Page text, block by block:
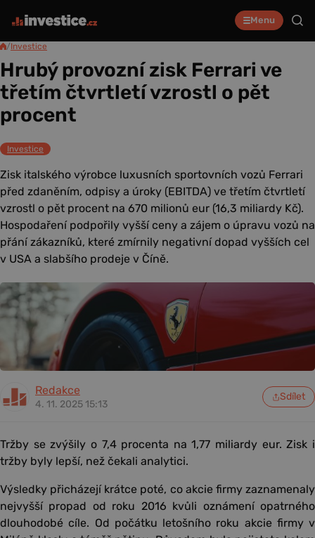
Menu
/Investice
Hrubý provozní zisk Ferrari ve
třetím čtvrtletí vzrostl o pět
procent
Investice
Zisk italského výrobce luxusních sportovních vozů Ferrari
před zdaněním, odpisy a úroky (EBITDA) ve třetím čtvrtletí
vzrostl o pět procent na 670 milionů eur (16,3 miliardy Kč).
Hospodaření podpořily vyšší ceny a zájem o úpravu vozů na
přání zákazníků, které zmírnily negativní dopad vyšších cel
v USA a slabšího prodeje v Číně.
Redakce
4. 11. 2025 15:13
Sdílet
Tržby se zvýšily o 7,4 procenta na 1,77 miliardy eur. Zisk i
tržby byly lepší, než čekali analytici.
Výsledky přicházejí krátce poté, co akcie firmy zaznamenaly
nejvyšší propad od roku 2016 kvůli oznámení opatrného
dlouhodobé cíle. Od počátku letošního roku akcie firmy v